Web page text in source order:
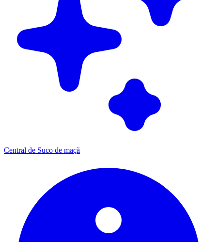
Central de Suco de maçã